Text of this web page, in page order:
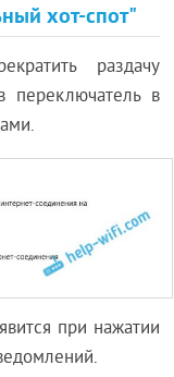
хот-спот"
раздачу
переключатель в
при нажатии